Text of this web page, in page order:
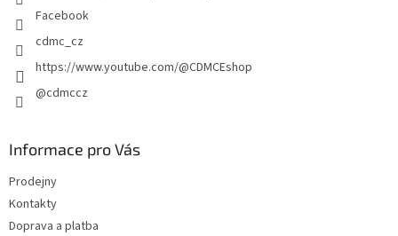
Facebook
cdmc_cz
https://www.youtube.com/@CDMCEshop
@cdmccz
Informace pro Vás
Prodejny
Kontakty
Doprava a platba